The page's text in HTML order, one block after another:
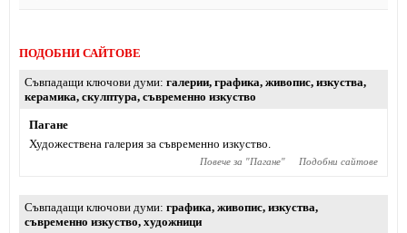
ПОДОБНИ САЙТОВЕ
Съвпадащи ключови думи галерии, графика, живопис, изкуства,
керамика, скулптура, съвременно изкуство
Пагане
Художествена галерия за съвременно изкуство.
Повече за "Пагане" Подобни сайтове
Съвпадащи ключови думи графика, живопис, изкуства,
съвременно изкуство, художници